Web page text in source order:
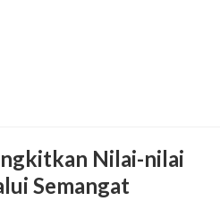
Nilai-nilai
Semangat